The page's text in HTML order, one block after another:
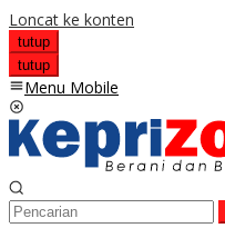
Loncat ke konten
tutup
tutup
Menu Mobile